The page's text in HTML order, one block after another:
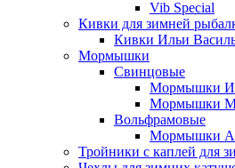
Vib Special
Кивки для зимней
Кивки Ильи
Мормышки
Свинцовые
Мормышки
Мормышки
Вольфрамовые
Мормышки
Тройники с каплей для